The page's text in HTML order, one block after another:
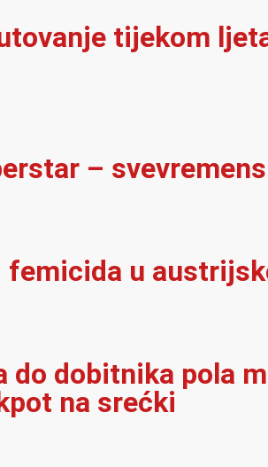
tijekom
–
femicida u
do dobitnika pola
na srećki